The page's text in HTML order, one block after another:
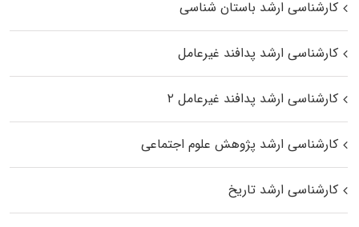
کارشناسی ارشد باستان شناسی
کارشناسی ارشد پدافند غیرعامل
کارشناسی ارشد پدافند غیرعامل ۲
کارشناسی ارشد پژوهش علوم اجتماعی
کارشناسی ارشد تاریخ